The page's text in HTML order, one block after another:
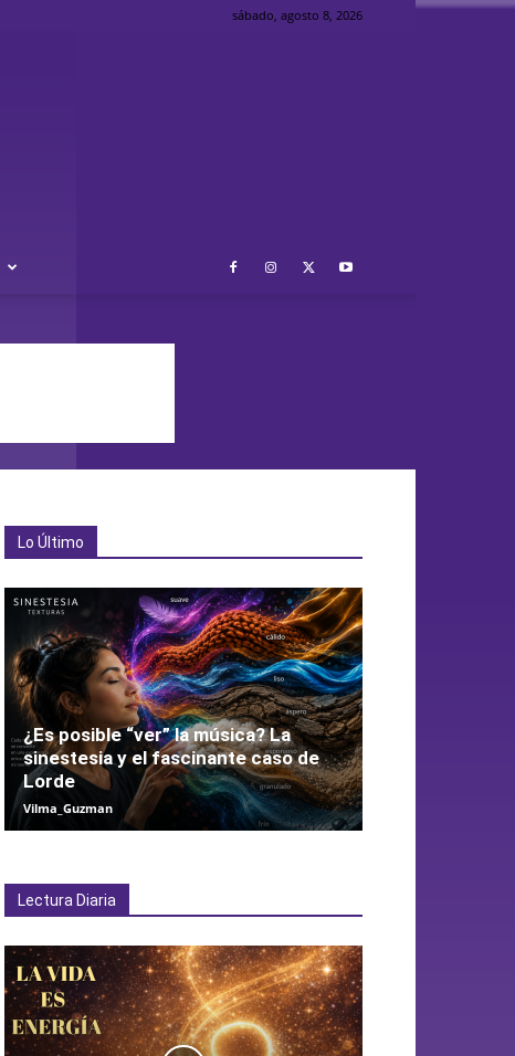
sábado, agosto 8, 2026
Lo Último
¿Es posible “ver” la música? La
sinestesia y el fascinante caso de
Lorde
Vilma_Guzman
Lectura Diaria